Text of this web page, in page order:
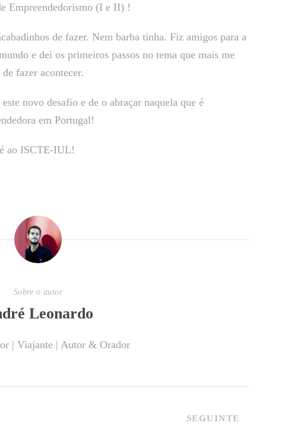
Empreendedorismo (I e II) !
de fazer. Nem barba tinha. Fiz amigos para a
e dei os primeiros passos no tema que mais me
fazer acontecer.
novo desafio e de o abraçar naquela que é
em Portugal!
ao ISCTE-IUL!
Sobre o autor
Leonardo
| Viajante | Autor & Orador
SEGUINTE